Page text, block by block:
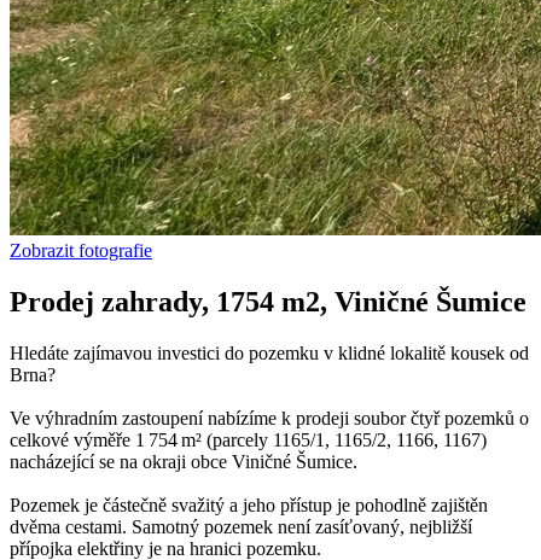
Zobrazit fotografie
Prodej zahrady, 1754 m2, Viničné Šumice
Hledáte zajímavou investici do pozemku v klidné lokalitě kousek od
Brna?
Ve výhradním zastoupení nabízíme k prodeji soubor čtyř pozemků o
celkové výměře 1 754 m² (parcely 1165/1, 1165/2, 1166, 1167)
nacházející se na okraji obce Viničné Šumice.
Pozemek je částečně svažitý a jeho přístup je pohodlně zajištěn
dvěma cestami. Samotný pozemek není zasíťovaný, nejbližší
přípojka elektřiny je na hranici pozemku.